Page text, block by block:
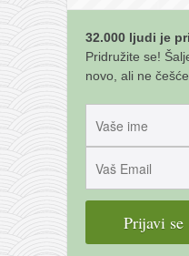
32.000 ljudi je
Pridružite se!
novo, ali ne